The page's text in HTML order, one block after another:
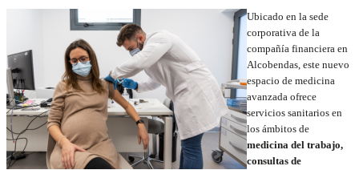
Ubicado en la sede
corporativa de la
compañía financiera en
Alcobendas, este nuevo
espacio de medicina
avanzada ofrece
servicios sanitarios en
los ámbitos de
medicina del trabajo,
consultas de